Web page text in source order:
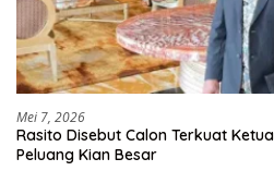
Mei 7, 2026
Rasito Disebut Calon Terkuat
Peluang Kian Besar